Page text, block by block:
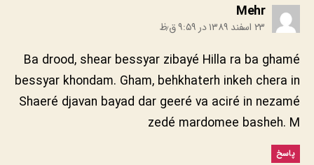
Mehr
۲۳ اسفند ۱۳۸۹ در ۹:۵۹ ق٫ظ
Ba drood, shear bessyar zibayé Hilla ra ba ghamé
bessyar khondam. Gham, behkhaterh inkeh chera in
Shaeré djavan bayad dar geeré va aciré in nezamé
zedé mardomee basheh. M
پاسخ